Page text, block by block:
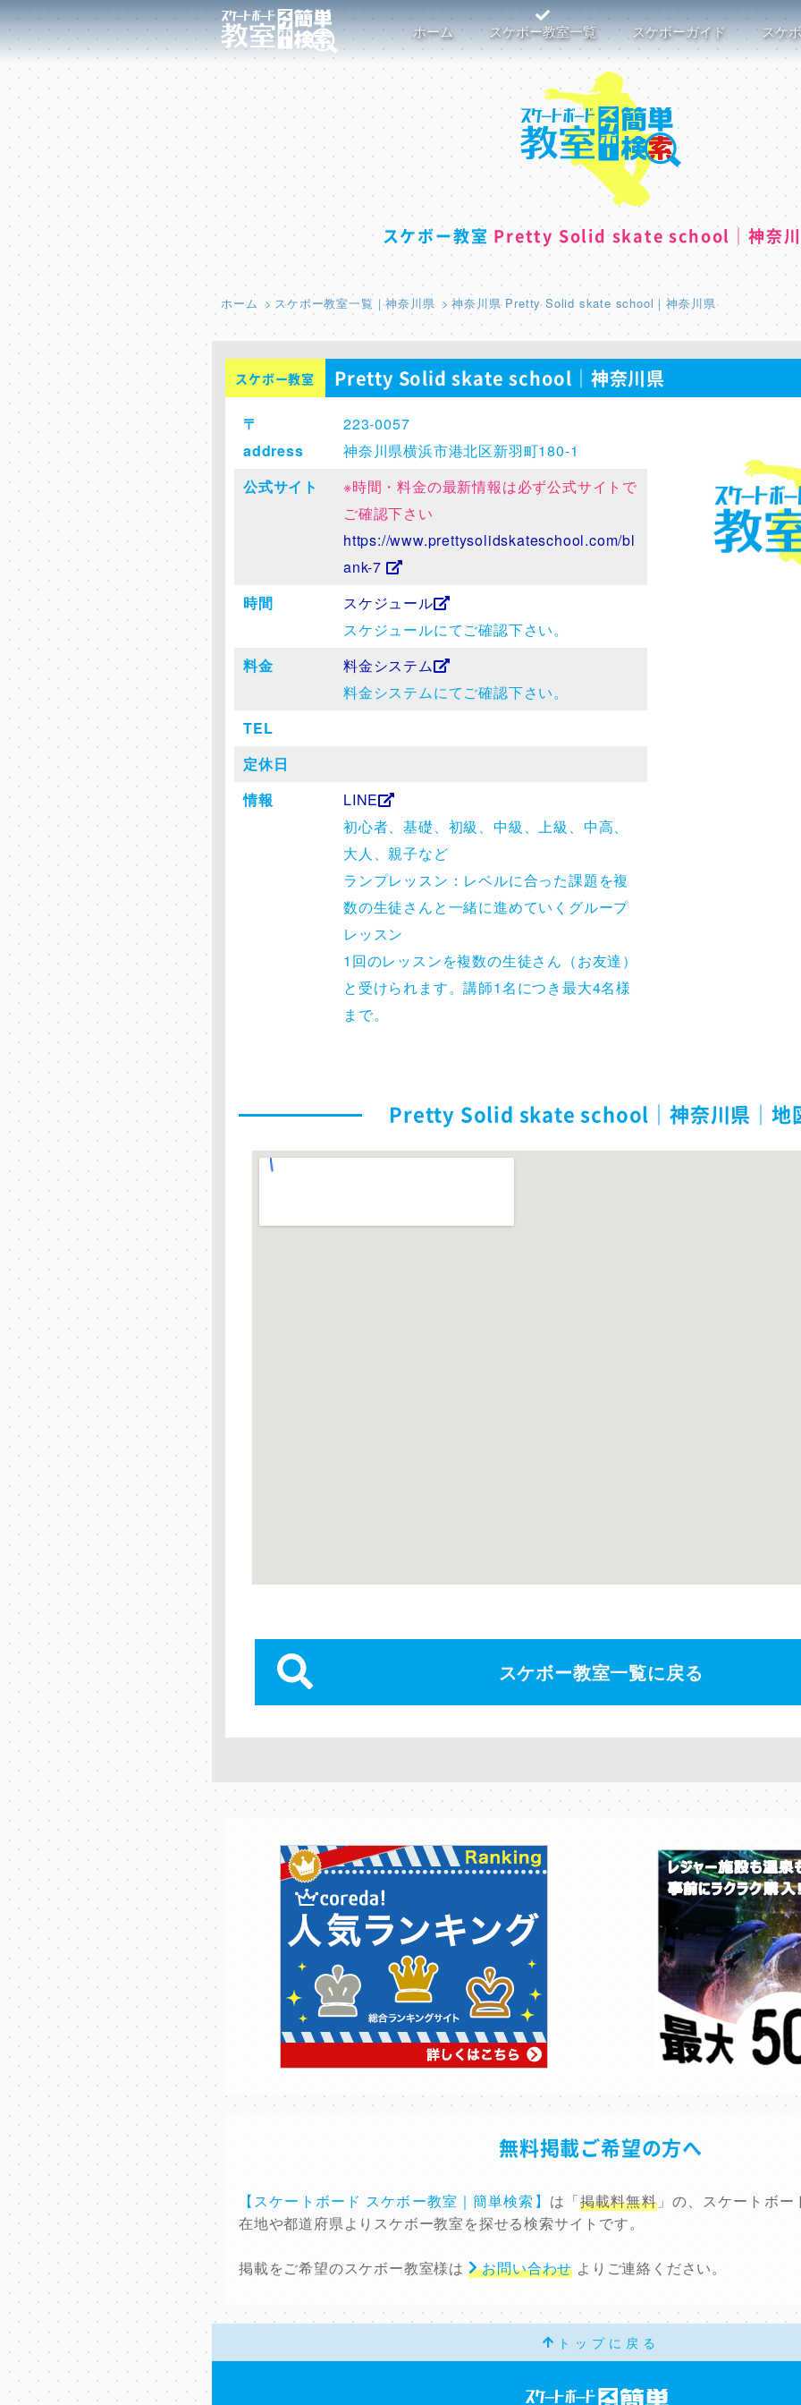
ホーム スケボー教室一覧 スケボーガイド スケ
スケボー教室Pretty Solid skate school｜神奈
ホーム スケボー教室一覧｜神奈川県 神奈川県 Pretty Solid skate school｜神奈川県
スケボー教室 Pretty Solid skate school｜神奈川県
〒
address
223-0057
神奈川県横浜市港北区新羽町180-1
公式サイト
※時間・料金の最新情報は必ず公式サイトで
ご確認下さい
https://www.prettysolidskateschool.com/bl
ank-7
時間
スケジュール
スケジュールにてご確認下さい。
料金
料金システム
料金システムにてご確認下さい。
TEL
定休日
情報
LINE
初心者、基礎、初級、中級、上級、中高、
大人、親子など
ランプレッスン：レベルに合った課題を複
数の生徒さんと一緒に進めていくグループ
レッスン
1回のレッスンを複数の生徒さん（お友達）
と受けられます。講師1名につき最大4名様
まで。
Pretty Solid skate school｜神奈川県｜地
スケボー教室一覧に戻る
無料掲載ご希望の方へ
【スケートボード スケボー教室｜簡単検索】 は「掲載料無料」の、スケートボ
在地や都道府県よりスケボー教室を探せる検索サイトです。
掲載をご希望のスケボー教室様は お問い合わせ よりご連絡ください。
トップに戻る